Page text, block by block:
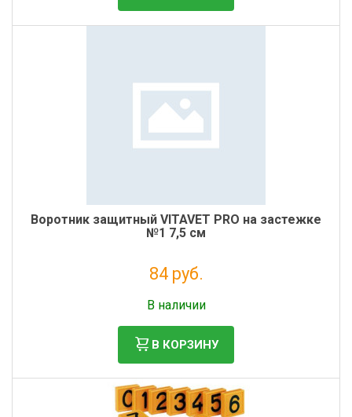
Воротник защитный VITAVET PRO на застежке
№1 7,5 см
84 руб.
В наличии
В КОРЗИНУ